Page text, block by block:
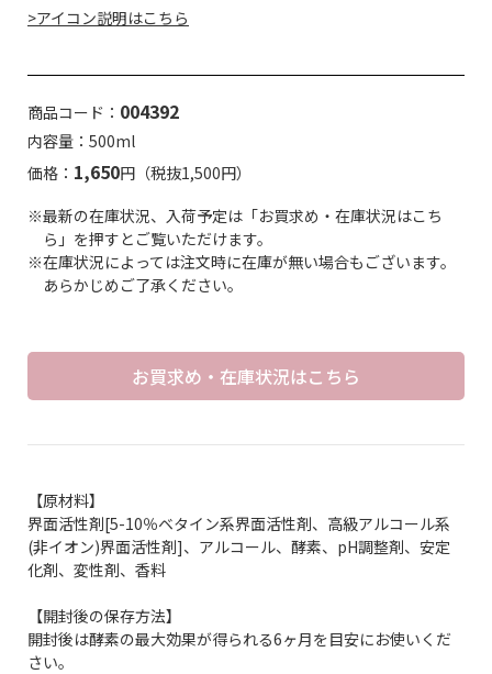
>アイコン説明はこちら
商品コード： 004392
内容量：500ml
価格： 1,650円（税抜1,500円）
※最新の在庫状況、入荷予定は「お買求め・在庫状況はこち
ら」を押すとご覧いただけます。
※在庫状況によっては注文時に在庫が無い場合もございます。
あらかじめご了承ください。
お買求め・在庫状況はこちら
【原材料】
界面活性剤[5-10％ベタイン系界面活性剤、高級アルコール系
(非イオン)界面活性剤]、アルコール、酵素、pH調整剤、安定
化剤、変性剤、香料
【開封後の保存方法】
開封後は酵素の最大効果が得られる6ヶ月を目安にお使いくだ
さい。